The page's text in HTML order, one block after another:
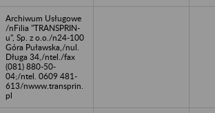
Archiwum Usługowe
/nFilia "TRANSPRIN-
u", Sp. z o.o./n24-100
Góra Puławska,/nul.
Długa 34,/ntel./fax
(081) 880-50-
04;/ntel. 0609 481-
613/nwww.transprin.
pl